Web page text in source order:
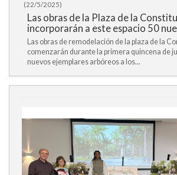
(22/5/2025)
Las obras de la Plaza de la
incorporarán a este espacio 50
Las obras de remodelación de la plaza de la
comenzarán durante la primera quincena de
nuevos ejemplares arbóreos a los...